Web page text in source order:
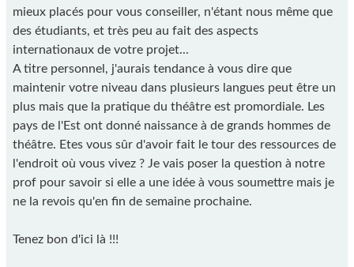
mieux placés pour vous conseiller, n'étant nous même que
des étudiants, et très peu au fait des aspects
internationaux de votre projet...
A titre personnel, j'aurais tendance à vous dire que
maintenir votre niveau dans plusieurs langues peut être un
plus mais que la pratique du théâtre est promordiale. Les
pays de l'Est ont donné naissance à de grands hommes de
théâtre. Etes vous sûr d'avoir fait le tour des ressources de
l'endroit où vous vivez ? Je vais poser la question à notre
prof pour savoir si elle a une idée à vous soumettre mais je
ne la revois qu'en fin de semaine prochaine.
Tenez bon d'ici là !!!